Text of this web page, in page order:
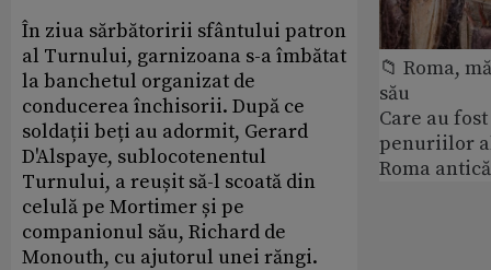
În ziua sărbătoririi sfântului patron
al Turnului, garnizoana s-a îmbătat
la banchetul organizat de
conducerea închisorii. După ce
soldații beți au adormit, Gerard
D'Alspaye, sublocotenentul
Turnului, a reușit să-l scoată din
celulă pe Mortimer și pe
companionul său, Richard de
Monouth, cu ajutorul unei răngi.
📁 Roma,
său
Care au
penuriilor
Roma